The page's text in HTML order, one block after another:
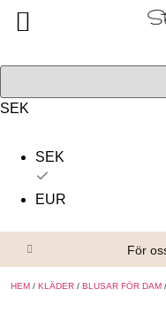
SEK
SEK
EUR
För
HEM / KLÄDER / BLUSAR FÖR DAM
Alla produkter
Om oss